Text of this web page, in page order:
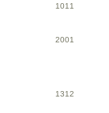
1011
2001
1312